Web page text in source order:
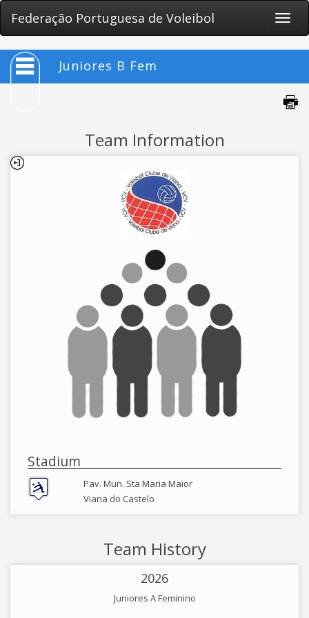
Federação Portuguesa de Voleibol
Toggle
Juniores B Fem
Team Information
Stadium
Pav. Mun. Sta Maria Maior
Viana do Castelo
Team History
2026
Juniores A Feminino